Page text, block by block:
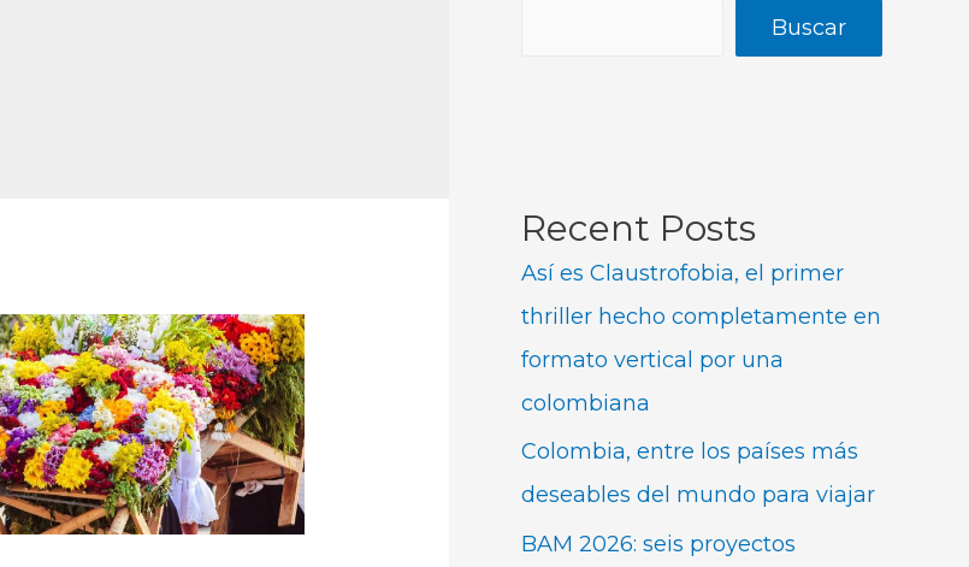
Buscar
Recent Posts
Así es Claustrofobia, el primer
thriller hecho completamente en
formato vertical por una
colombiana
Colombia, entre los países más
deseables del mundo para viajar
BAM 2026: seis proyectos